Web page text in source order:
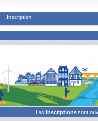
Inscription
Les inscriptions sont